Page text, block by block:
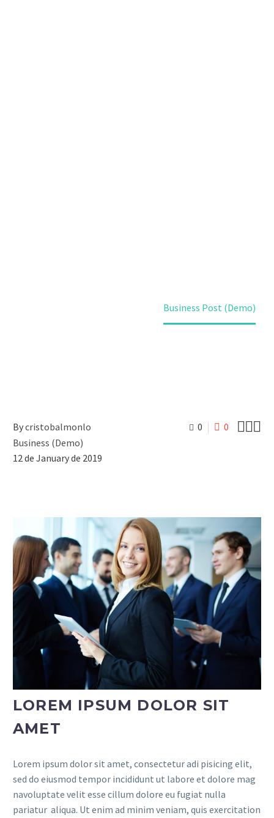
Business Post (Demo)
0 0 
Bycristobalmonlo
Business (Demo)
12 de January de 2019
LOREM IPSUM DOLOR SIT
AMET
Lorem ipsum dolor sit amet, consectetur adi pisicing elit,
sed do eiusmod tempor incididunt ut labore et dolore mag
navoluptate velit esse cillum dolore eu fugiat nulla
pariatur aliqua. Ut enim ad minim veniam, quis exercitation